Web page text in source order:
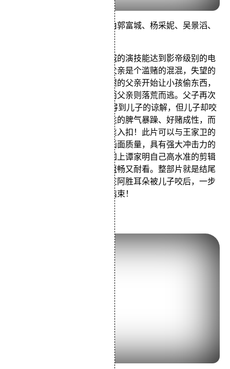
由谭家明执导的一部电影，由郭富城、杨采妮、吴景滔、
这是唯一一部让我觉得郭富城的演技能达到影帝级别的电
影，影片讲述了一个小孩的父亲是个滥赌的混混，失望的
母亲远走高飞；之后被打断腿的父亲开始让小孩偷东西，
一次小孩失手被失主逮住，而父亲则落荒而逃。父子再次
相见已是10年后，父亲希望得到儿子的谅解，但儿子却咬
下了他的耳朵。郭富城把阿胜的脾气暴躁、好赌成性，而
且还有点猥琐的形象演得丝丝入扣！此片可以与王家卫的
电影相媲美的精致而稳定的画面质量，具有强大冲击力的
柴可夫斯基的悲怆音乐，再加上谭家明自己高水准的剪辑
技巧，使整个电影的叙事既流畅又耐看。整部片就是结尾
不太满意，个人觉得就应该在阿胜耳朵被儿子咬后，一步
一步向水塘中间走去的时候结束！